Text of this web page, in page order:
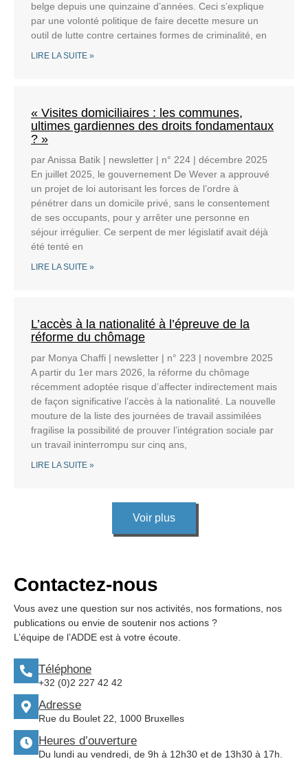
belge depuis une quinzaine d’années. Ceci s’explique
par une volonté politique de faire decette mesure un
outil de lutte contre certaines formes de criminalité, en
LIRE LA SUITE »
« Visites domiciliaires : les communes,
ultimes gardiennes des droits fondamentaux
? »
par Anissa Batik | newsletter | n° 224 | décembre 2025
En juillet 2025, le gouvernement De Wever a approuvé
un projet de loi autorisant les forces de l’ordre à
pénétrer dans un domicile privé, sans le consentement
de ses occupants, pour y arrêter une personne en
séjour irrégulier. Ce serpent de mer législatif avait déjà
été tenté en
LIRE LA SUITE »
L’accès à la nationalité à l’épreuve de la
réforme du chômage
par Monya Chaffi | newsletter | n° 223 | novembre 2025
A partir du 1er mars 2026, la réforme du chômage
récemment adoptée risque d’affecter indirectement mais
de façon significative l’accès à la nationalité. La nouvelle
mouture de la liste des journées de travail assimilées
fragilise la possibilité de prouver l’intégration sociale par
un travail ininterrompu sur cinq ans,
LIRE LA SUITE »
Voir plus
Contactez-nous
Vous avez une question sur nos activités, nos formations, nos
publications ou envie de soutenir nos actions ?
L’équipe de l’ADDE est à votre écoute.
Téléphone
+32 (0)2 227 42 42
Adresse
Rue du Boulet 22, 1000 Bruxelles
Heures d’ouverture
Du lundi au vendredi, de 9h à 12h30 et de 13h30 à 17h.